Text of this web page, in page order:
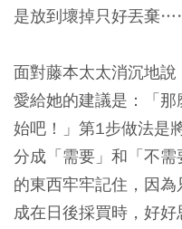
是放到壞掉只好丟棄
面對藤本太太消沉地
愛給她的建議是：「
始吧！」第1步做法是
分成「需要」和「不
的東西牢牢記住，因
成在日後採買時，好